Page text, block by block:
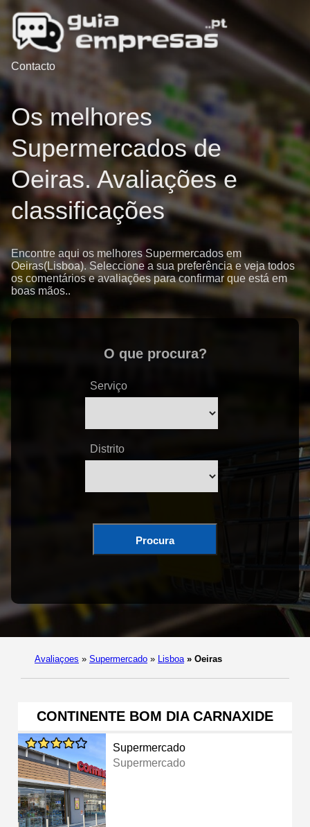
Contacto
Os melhores
Supermercados de
Oeiras. Avaliações e
classificações
Encontre aqui os melhores Supermercados em
Oeiras(Lisboa). Seleccione a sua preferência e veja todos
os comentários e avaliações para confirmar que está em
boas mãos..
O que procura?
Serviço
Distrito
Procura
Avaliaçoes » Supermercado » Lisboa » Oeiras
CONTINENTE BOM DIA CARNAXIDE
Supermercado
Supermercado